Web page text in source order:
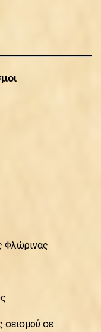
Φλώρινας
σεισμού σε